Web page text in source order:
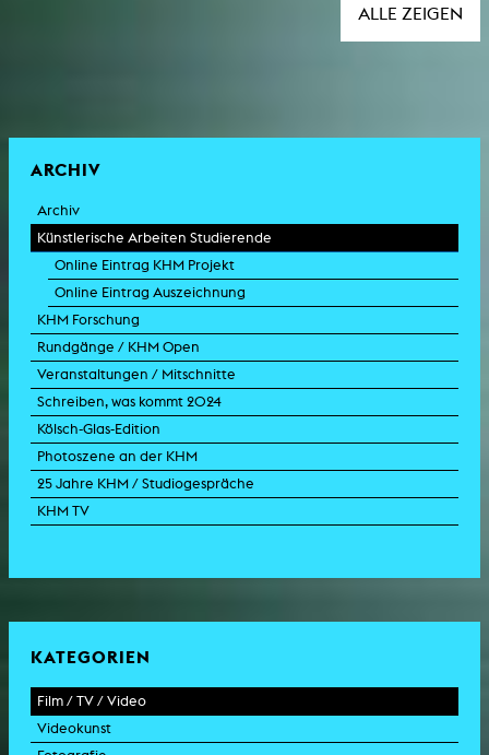
ALLE ZEIGEN
ARCHIV
Archiv
Künstlerische Arbeiten Studierende
Online Eintrag KHM Projekt
Online Eintrag Auszeichnung
KHM Forschung
Rundgänge / KHM Open
Veranstaltungen / Mitschnitte
Schreiben, was kommt 2024
Kölsch-Glas-Edition
Photoszene an der KHM
25 Jahre KHM / Studiogespräche
KHM TV
KATEGORIEN
Film / TV / Video
Spielfilm
Videokunst